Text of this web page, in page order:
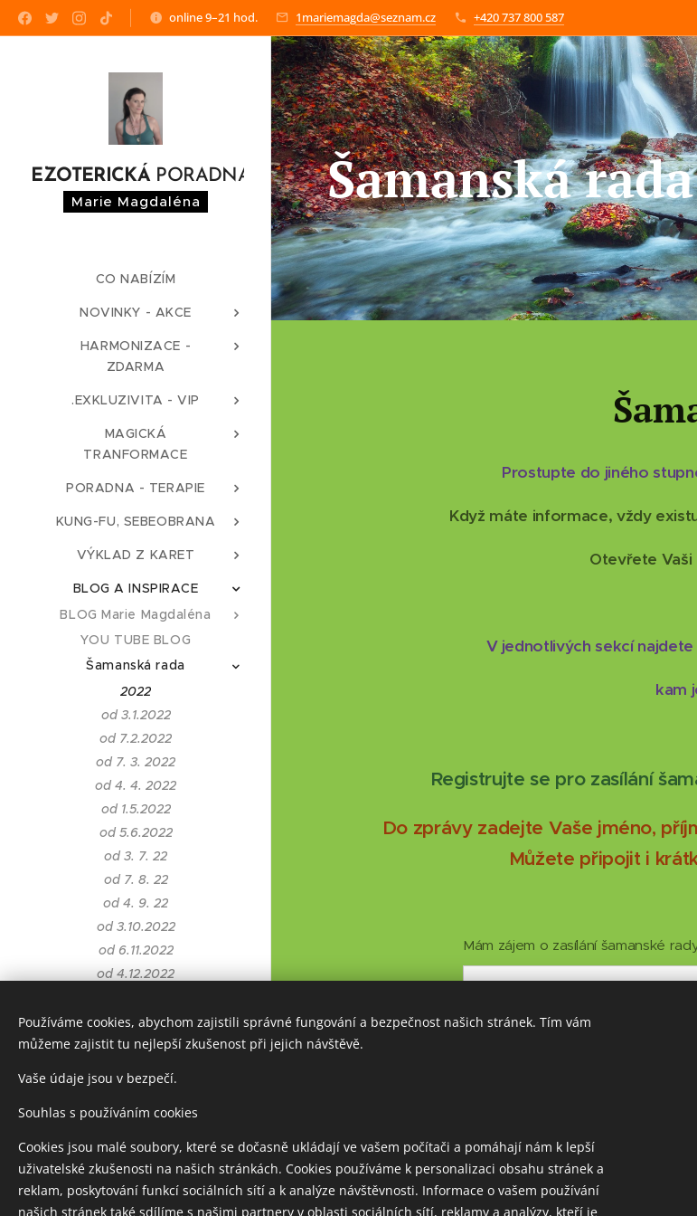
online 9–21 hod. 1mariemagda@seznam.cz +420 737 800 587
EZOTERICKÁPORADNA
Marie Magdaléna
CO NABÍZÍM
NOVINKY - AKCE
HARMONIZACE -
ZDARMA
.EXKLUZIVITA - VIP
MAGICKÁ
TRANFORMACE
PORADNA - TERAPIE
KUNG-FU, SEBEOBRANA
VÝKLAD Z KARET
BLOG A INSPIRACE
BLOG Marie Magdaléna
YOU TUBE BLOG
Šamanská rada
2022
od 3.1.2022
od 7.2.2022
od 7. 3. 2022
od 4. 4. 2022
od 1.5.2022
od 5.6.2022
od 3. 7. 22
od 7. 8. 22
od 4. 9. 22
od 3.10.2022
od 6.11.2022
od 4.12.2022
od 9.1.2023
od 6.3.2023
od 8.5.2023
Šamanská rada od 5.6.
rada od MM
Kopie z 2022
Šamanská rada
Prostupte do jiného
Když máte informace, vždy
Otevřete
V jednotlivých sekcí
kam
Registrujte se pro zasílání
Do zprávy zadejte Vaše jméno,
Můžete připojit i
Mám zájem o zasílání šamanské
E-mail
Používáme cookies, abychom zajistili správné fungování a bezpečnost našich stránek. Tím vám
můžeme zajistit tu nejlepší zkušenost při jejich návštěvě.
Vaše údaje jsou v bezpečí.
Souhlas s používáním cookies
Cookies jsou malé soubory, které se dočasně ukládají ve vašem počítači a pomáhají nám k lepší
uživatelské zkušenosti na našich stránkách. Cookies používáme k personalizaci obsahu stránek a
reklam, poskytování funkcí sociálních sítí a k analýze návštěvnosti. Informace o vašem používání
našich stránek také sdílíme s našimi partnery v oblasti sociálních sítí, reklamy a analýzy, kteří je